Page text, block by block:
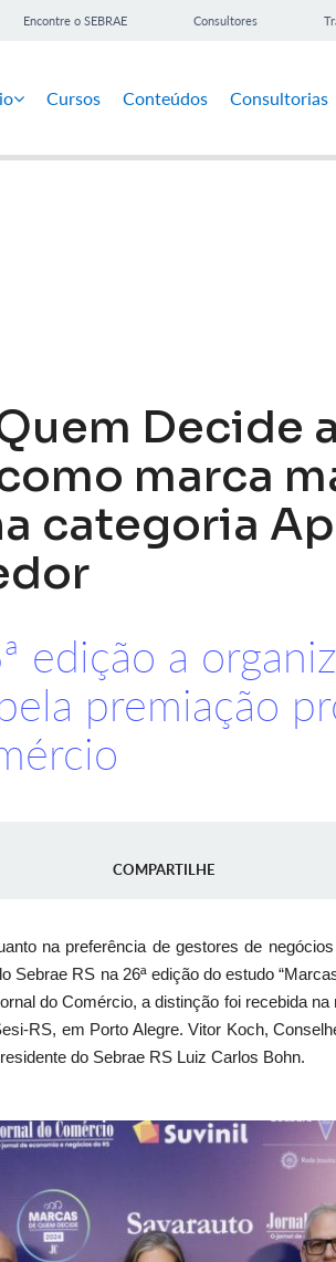
Encontre o SEBRAE Consultores
Cursos Conteúdos Consultorias
Decide
marca
categoria
edição a
premiação
COMPARTILHE
na preferência de gestores de
Sebrae RS na 26ª edição do estudo
do Comércio, a distinção foi recebida
RS, em Porto Alegre. Vitor Koch,
do Sebrae RS Luiz Carlos Bohn.